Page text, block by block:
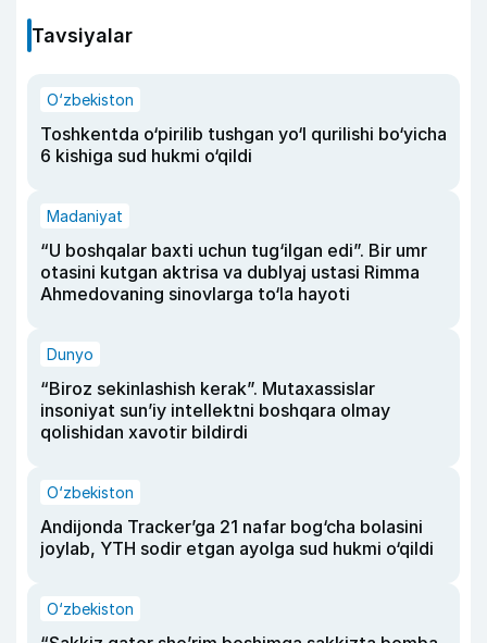
Tavsiyalar
O‘zbekiston
Toshkentda o‘pirilib tushgan yo‘l qurilishi bo‘yicha
6 kishiga sud hukmi o‘qildi
Madaniyat
“U boshqalar baxti uchun tug‘ilgan edi”. Bir umr
otasini kutgan aktrisa va dublyaj ustasi Rimma
Ahmedovaning sinovlarga to‘la hayoti
Dunyo
“Biroz sekinlashish kerak”. Mutaxassislar
insoniyat sun’iy intellektni boshqara olmay
qolishidan xavotir bildirdi
O‘zbekiston
Andijonda Tracker’ga 21 nafar bog‘cha bolasini
joylab, YTH sodir etgan ayolga sud hukmi o‘qildi
O‘zbekiston